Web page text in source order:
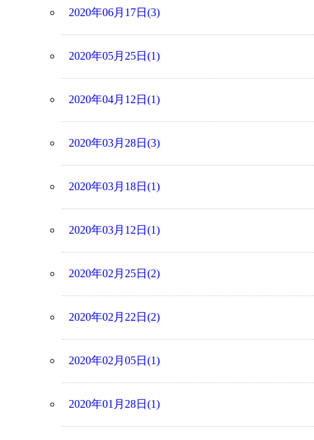
2020年06月17日(3)
2020年05月25日(1)
2020年04月12日(1)
2020年03月28日(3)
2020年03月18日(1)
2020年03月12日(1)
2020年02月25日(2)
2020年02月22日(2)
2020年02月05日(1)
2020年01月28日(1)